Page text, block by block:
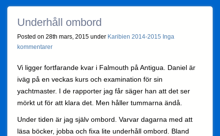
Underhåll ombord
Posted on 28th mars, 2015 under Karibien 2014-2015 Inga
kommentarer
Vi ligger fortfarande kvar i Falmouth på Antigua. Daniel är
iväg på en veckas kurs och examination för sin
yachtmaster. I de rapporter jag får säger han att det ser
mörkt ut för att klara det. Men håller tummarna ändå.
Under tiden är jag själv ombord. Varvar dagarna med att
läsa böcker, jobba och fixa lite underhåll ombord. Bland